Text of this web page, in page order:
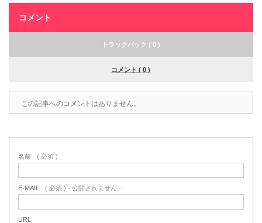
コメント
トラックバック ( 0 )
コメント ( 0 )
この記事へのコメントはありません。
名前 ( 必須 )
E-MAIL ( 必須 ) - 公開されません -
URL